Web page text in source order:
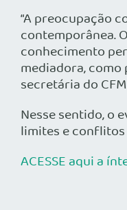
“A preocupação
contemporânea.
conhecimento
mediadora, como
secretária do
Nesse sentido, o
limites e conflitos
ACESSE aqui a